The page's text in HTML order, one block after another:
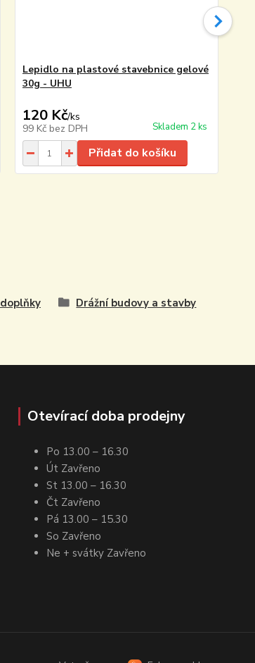
Lepidlo na plastové stavebnice gelové
30g - UHU
120 Kč/ks
99 Kč bez DPH Skladem 2 ks
Přidat do košíku
Drážní budovy a stavby
Otevírací doba prodejny
Po 13.00 – 16.30
Út Zavřeno
St 13.00 – 16.30
Čt Zavřeno
Pá 13.00 – 15.30
So Zavřeno
Ne + svátky Zavřeno